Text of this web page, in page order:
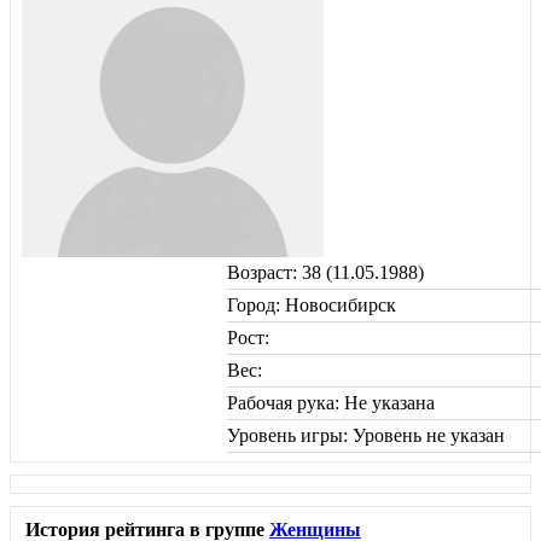
Возраст: 38 (11.05.1988)
Город: Новосибирск
Рост:
Вес:
Рабочая рука: Не указана
Уровень игры: Уровень не указан
История рейтинга в группе Женщины